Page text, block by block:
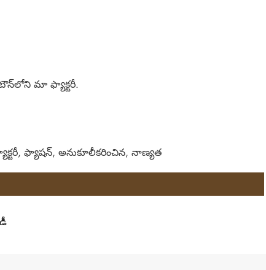
మా ఫ్యాక్టరీ.
ఫ్యాషన్, అనుకూలీకరించిన, నాణ్యత